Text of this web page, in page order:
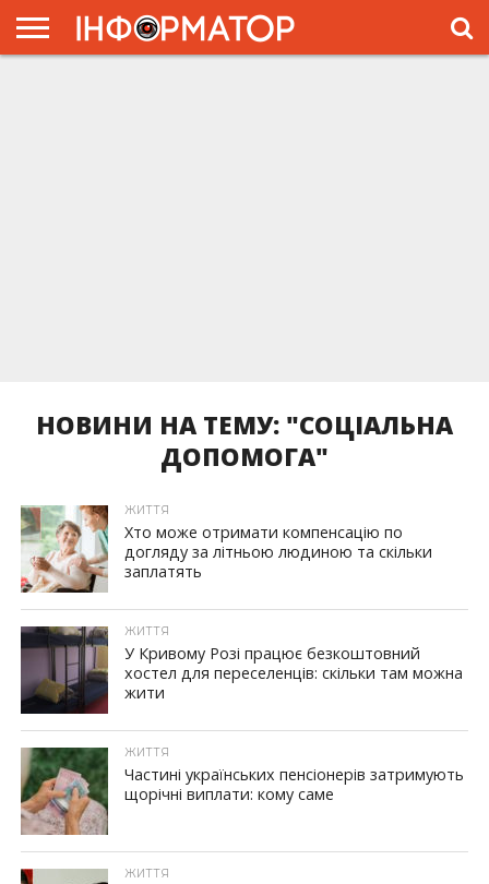
НОВИНИ НА ТЕМУ: "СОЦІАЛЬНА
ДОПОМОГА"
ЖИТТЯ
Хто може отримати компенсацію по
догляду за літньою людиною та скільки
заплатять
ЖИТТЯ
У Кривому Розі працює безкоштовний
хостел для переселенців: скільки там можна
жити
ЖИТТЯ
Частині українських пенсіонерів затримують
щорічні виплати: кому саме
ЖИТТЯ